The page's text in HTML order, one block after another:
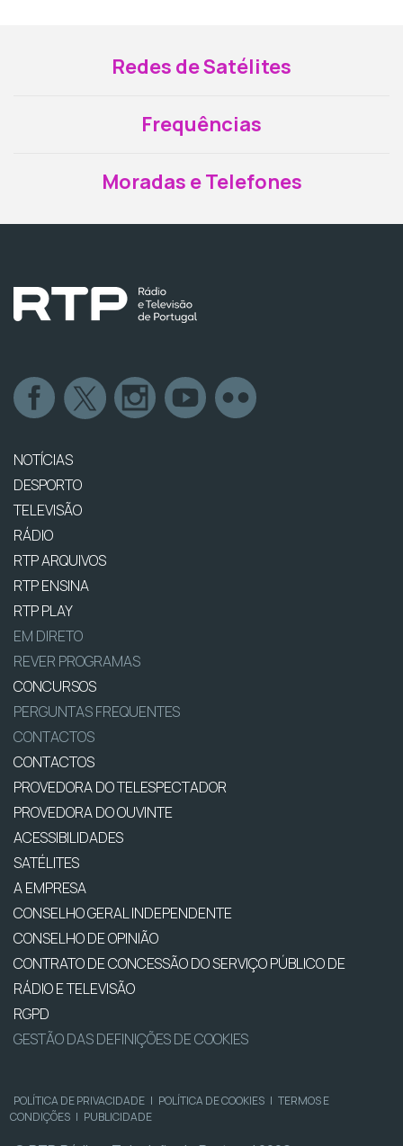
Redes de Satélites
Frequências
Moradas e Telefones
NOTÍCIAS
DESPORTO
TELEVISÃO
RÁDIO
RTP ARQUIVOS
RTP ENSINA
RTP PLAY
EM DIRETO
REVER PROGRAMAS
CONCURSOS
PERGUNTAS FREQUENTES
CONTACTOS
CONTACTOS
PROVEDORA DO TELESPECTADOR
PROVEDORA DO OUVINTE
ACESSIBILIDADES
SATÉLITES
A EMPRESA
CONSELHO GERAL INDEPENDENTE
CONSELHO DE OPINIÃO
CONTRATO DE CONCESSÃO DO SERVIÇO PÚBLICO DE
RÁDIO E TELEVISÃO
RGPD
GESTÃO DAS DEFINIÇÕES DE COOKIES
POLÍTICA DE PRIVACIDADE | POLÍTICA DE COOKIES | TERMOS E
CONDIÇÕES | PUBLICIDADE